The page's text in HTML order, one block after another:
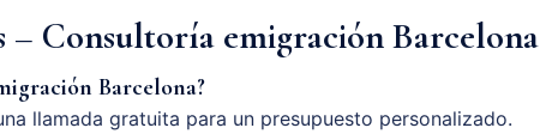
– Consultoría emigración Barcelona
Barcelona?
llamada gratuita para un presupuesto personalizado.